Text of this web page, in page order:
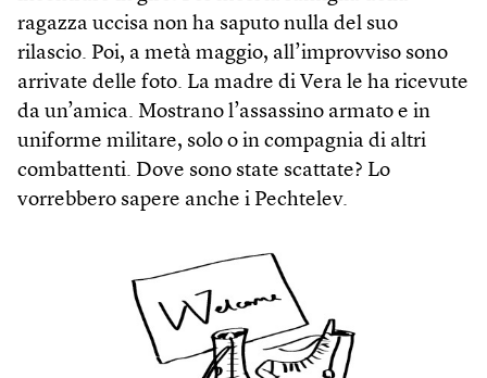
ragazza uccisa non ha saputo nulla del suo
rilascio. Poi, a metà maggio, all’improvviso sono
arrivate delle foto. La madre di Vera le ha ricevute
da un’amica. Mostrano l’assassino armato e in
uniforme militare, solo o in compagnia di altri
combattenti. Dove sono state scattate? Lo
vorrebbero sapere anche i Pechtelev.